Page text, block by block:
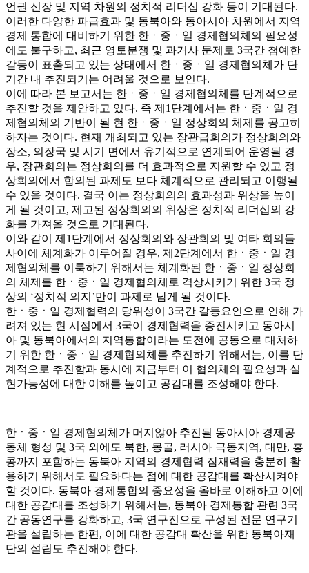
언권 신장 및 지역 차원의 정치적 리더십 강화 등이 기대된다.
이러한 다양한 파급효과 및 동북아와 동아시아 차원에서 지역
경제 통합에 대비하기 위한 한ㆍ중ㆍ일 경제협의체의 필요성
에도 불구하고, 최근 영토분쟁 및 과거사 문제로 3국간 첨예한
갈등이 표출되고 있는 상태에서 한ㆍ중ㆍ일 경제협의체가 단
기간 내 추진되기는 어려울 것으로 보인다.
이에 따라 본 보고서는 한ㆍ중ㆍ일 경제협의체를 단계적으로
추진할 것을 제안하고 있다. 즉 제1단계에서는 한ㆍ중ㆍ일 경
제협의체의 기반이 될 현 한ㆍ중ㆍ일 정상회의 체제를 공고히
하자는 것이다. 현재 개최되고 있는 장관급회의가 정상회의와
장소, 의장국 및 시기 면에서 유기적으로 연계되어 운영될 경
우, 장관회의는 정상회의를 더 효과적으로 지원할 수 있고 정
상회의에서 합의된 과제도 보다 체계적으로 관리되고 이행될
수 있을 것이다. 결국 이는 정상회의의 효과성과 위상을 높이
게 될 것이고, 제고된 정상회의의 위상은 정치적 리더십의 강
화를 가져올 것으로 기대된다.
이와 같이 제1단계에서 정상회의와 장관회의 및 여타 회의들
사이에 체계화가 이루어질 경우, 제2단계에서 한ㆍ중ㆍ일 경
제협의체를 이룩하기 위해서는 체계화된 한ㆍ중ㆍ일 정상회
의 체제를 한ㆍ중ㆍ일 경제협의체로 격상시키기 위한 3국 정
상의 ‘정치적 의지’만이 과제로 남게 될 것이다.
한ㆍ중ㆍ일 경제협력의 당위성이 3국간 갈등요인으로 인해 가
려져 있는 현 시점에서 3국이 경제협력을 증진시키고 동아시
아 및 동북아에서의 지역통합이라는 도전에 공동으로 대처하
기 위한 한ㆍ중ㆍ일 경제협의체를 추진하기 위해서는, 이를 단
계적으로 추진함과 동시에 지금부터 이 협의체의 필요성과 실
현가능성에 대한 이해를 높이고 공감대를 조성해야 한다.
한ㆍ중ㆍ일 경제협의체가 머지않아 추진될 동아시아 경제공
동체 형성 및 3국 외에도 북한, 몽골, 러시아 극동지역, 대만, 홍
콩까지 포함하는 동북아 지역의 경제협력 잠재력을 충분히 활
용하기 위해서도 필요하다는 점에 대한 공감대를 확산시켜야
할 것이다. 동북아 경제통합의 중요성을 올바로 이해하고 이에
대한 공감대를 조성하기 위해서는, 동북아 경제통합 관련 3국
간 공동연구를 강화하고, 3국 연구진으로 구성된 전문 연구기
관을 설립하는 한편, 이에 대한 공감대 확산을 위한 동북아재
단의 설립도 추진해야 한다.